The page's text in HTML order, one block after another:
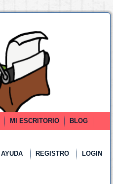
MI ESCRITORIO
BLOG
AYUDA REGISTRO LOGIN